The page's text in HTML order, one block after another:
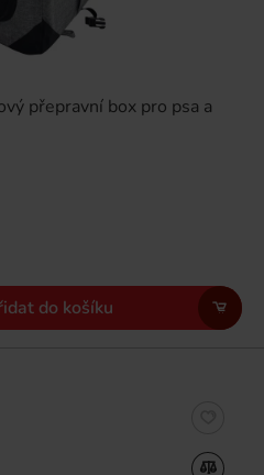
přepravní box pro psa a
do košíku